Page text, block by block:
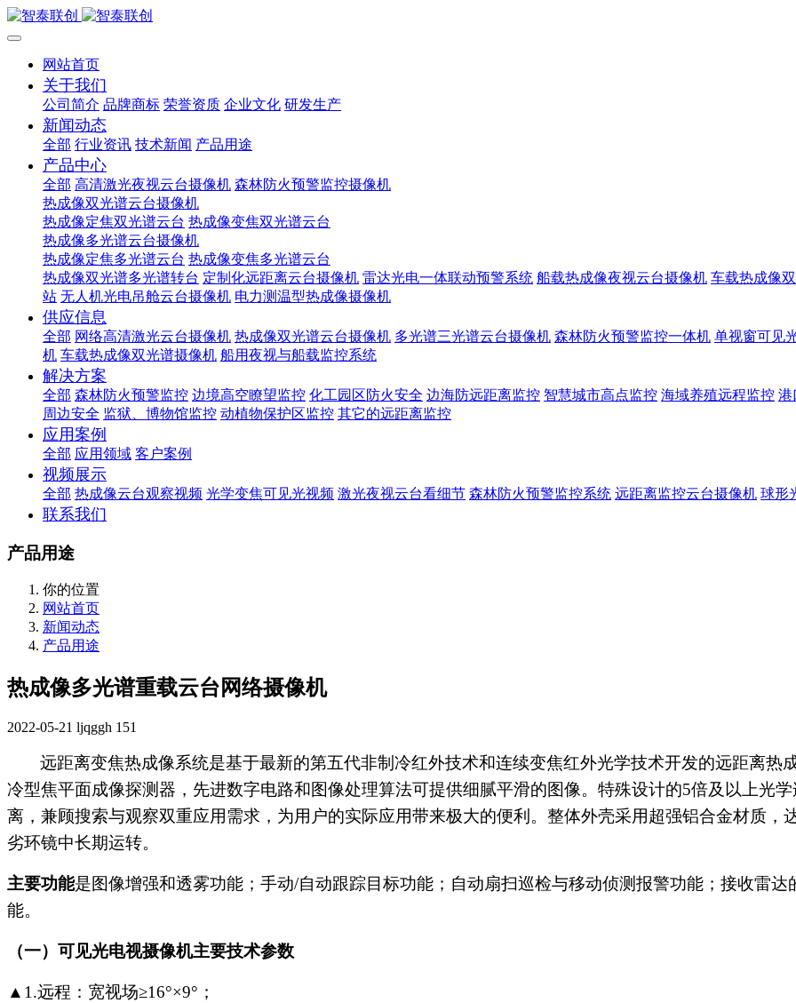
网站首页
关于我们
公司简介 品牌商标 荣誉资质 企业文化 研发生产
新闻动态
全部 行业资讯 技术新闻 产品用途
产品中心
全部 高清激光夜视云台摄像机 森林防火预警监控摄像机
热成像双光谱云台摄像机
热成像定焦双光谱云台 热成像变焦双光谱云台
热成像多光谱云台摄像机
热成像定焦多光谱云台 热成像变焦多光谱云台
热成像双光谱多光谱转台 定制化远距离云台摄像机 雷达光电一体联动预警系统 船载热成像夜视云台摄像机 车载热成像
站 无人机光电吊舱云台摄像机 电力测温型热成像摄像机
供应信息
全部 网络高清激光云台摄像机 热成像双光谱云台摄像机 多光谱三光谱云台摄像机 森林防火预警监控一体机 单视窗可见
机 车载热成像双光谱摄像机 船用夜视与船载监控系统
解决方案
全部 森林防火预警监控 边境高空瞭望监控 化工园区防火安全 边海防远距离监控 智慧城市高点监控 海域养殖远程监控 港
周边安全 监狱、博物馆监控 动植物保护区监控 其它的远距离监控
应用案例
全部 应用领域 客户案例
视频展示
全部 热成像云台观察视频 光学变焦可见光视频 激光夜视云台看细节 森林防火预警监控系统 远距离监控云台摄像机 球形
联系我们
产品用途
你的位置
网站首页
新闻动态
产品用途
热成像多光谱重载云台网络摄像机
2022-05-21 ljqggh 151
远距离变焦热成像系统是基于最新的第五代非制冷红外技术和连续变焦红外光学技术开发的远距离热
冷型焦平面成像探测器，先进数字电路和图像处理算法可提供细腻平滑的图像。特殊设计的5倍及以上光
离，兼顾搜索与观察双重应用需求，为用户的实际应用带来极大的便利。整体外壳采用超强铝合金材质，
劣环镜中长期运转。
主要功能是图像增强和透雾功能；手动/自动跟踪目标功能；自动扇扫巡检与移动侦测报警功能；接收雷
能。
（一） 可见光电视摄像机主要技术参数
▲ 1.远程：宽视场≥16°×9° ；